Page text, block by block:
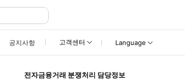
공지사항 고객센터 Language
전자금융거래 분쟁처리 담당정보